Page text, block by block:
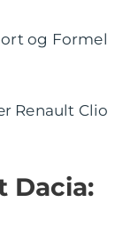
og Formel
Renault Clio
Dacia: